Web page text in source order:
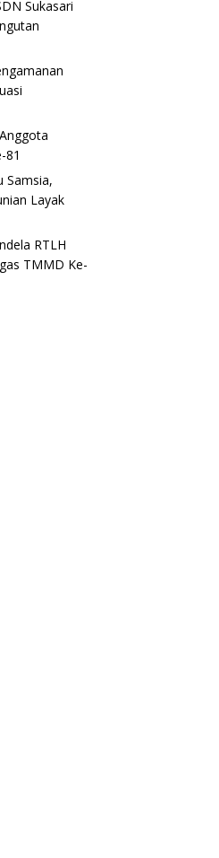
Sukasari
81
Samsia,
Layak
RTLH
TMMD Ke-